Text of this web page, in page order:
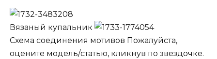
Вязаный купальник
Схема соединения мотивов Пожалуйста,
оцените модель/статью, кликнув по звездочке.